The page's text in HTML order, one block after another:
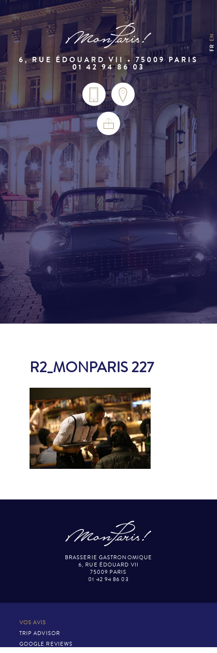
FR
EN
6, RUE ÉDOUARD VII • 75009 PARIS
01 42 94 86 03
R2_MONPARIS 227
BRASSERIE GASTRONOMIQUE
6, RUE ÉDOUARD VII
75009 PARIS
01 42 94 86 03
VOS AVIS
TRIP ADVISOR
GOOGLE REVIEWS